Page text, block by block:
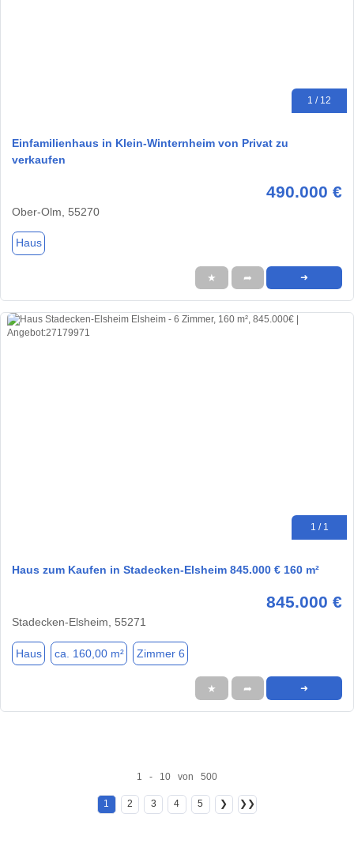
1 / 12
Einfamilienhaus in Klein-Winternheim von Privat zu
verkaufen
490.000 €
Ober-Olm, 55270
Haus
★ ➦ ➜
1 / 1
Haus zum Kaufen in Stadecken-Elsheim 845.000 € 160 m²
845.000 €
Stadecken-Elsheim, 55271
Haus ca. 160,00 m² Zimmer 6
★ ➦ ➜
1 - 10 von 500
1 2 3 4 5 ❯ ❯❯